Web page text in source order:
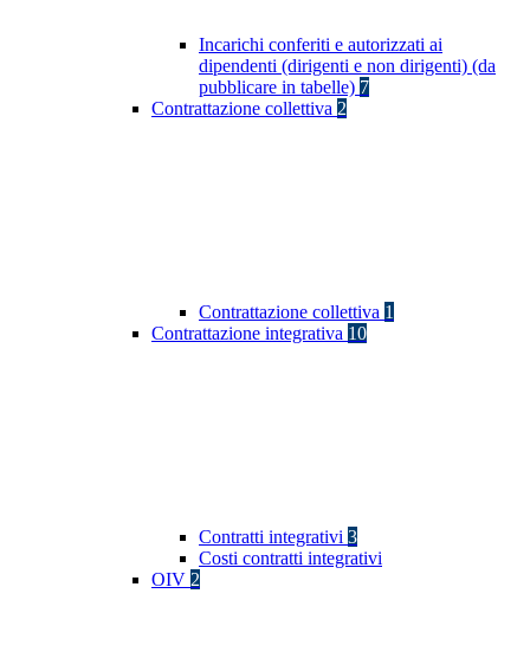
Incarichi conferiti e autorizzati ai
dipendenti (dirigenti e non dirigenti) (da
pubblicare in tabelle) 7
Contrattazione collettiva 2
Contrattazione collettiva 1
Contrattazione integrativa 10
Contratti integrativi 3
Costi contratti integrativi
OIV 2